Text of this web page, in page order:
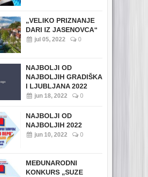
„VELIKO PRIZNANJE
DARI IZ JASENOVCA“
jul 05, 2022 0
NAJBOLJI OD
NAJBOLJIH GRADIŠKA
I LJUBLJANA 2022
jun 18, 2022 0
NAJBOLJI OD
NAJBOLJIH 2022
jun 10, 2022 0
MEĐUNARODNI
KONKURS „SUZE